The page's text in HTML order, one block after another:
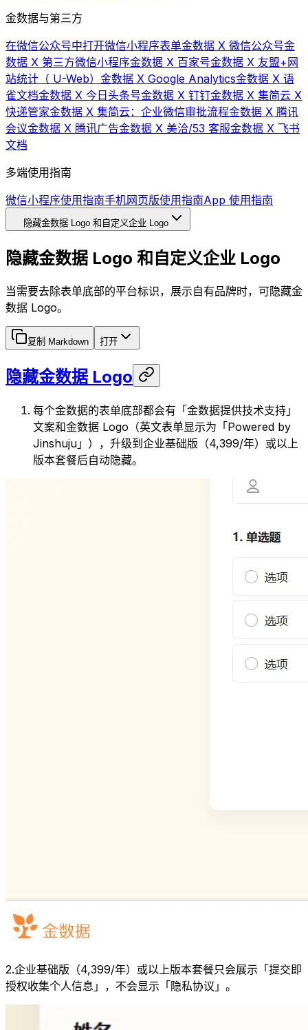
金数据与第三方
在微信公众号中打开微信小程序表单金数据 X 微信公众号金
数据 X 第三方微信小程序金数据 X 百家号金数据 X 友盟+网
站统计（ U-Web） 金数据 X Google Analytics金数据 X 语
雀文档金数据 X 今日头条号金数据 X 钉钉金数据 X 集简云 X
快递管家金数据 X 集简云：企业微信审批流程金数据 X 腾讯
会议金数据 X 腾讯广告金数据 X 美洽/53 客服金数据 X 飞书
文档
多端使用指南
微信小程序使用指南手机网页版使用指南App 使用指南
隐藏金数据 Logo 和自定义企业 Logo
隐藏金数据 Logo 和自定义企业 Logo
当需要去除表单底部的平台标识，展示自有品牌时，可隐藏金
数据 Logo。
复制 Markdown 打开
隐藏金数据 Logo
每个金数据的表单底部都会有「金数据提供技术支持」
文案和金数据 Logo（英文表单显示为「Powered by
Jinshuju」），升级到企业基础版（4,399/年）或以上
版本套餐后自动隐藏。
2.企业基础版（4,399/年）或以上版本套餐只会展示「提交即
授权收集个人信息」，不会显示「隐私协议」。